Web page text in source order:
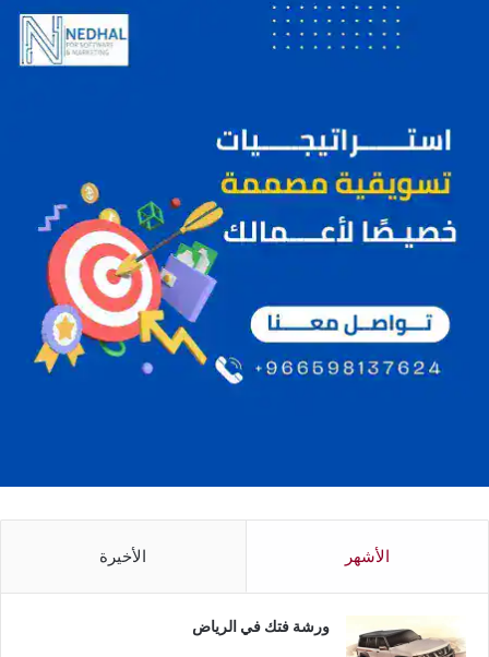
الأشهر الأخيرة
ورشة فتك في الرياض